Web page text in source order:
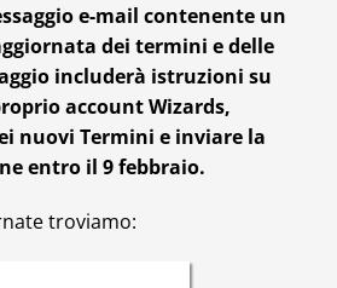
e-mail contenente un
dei termini e delle
includerà istruzioni su
account Wizards,
nuovi Termini e inviare la
entro il 9 febbraio.
troviamo: